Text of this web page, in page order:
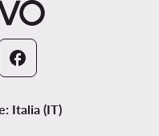
Italia (IT)